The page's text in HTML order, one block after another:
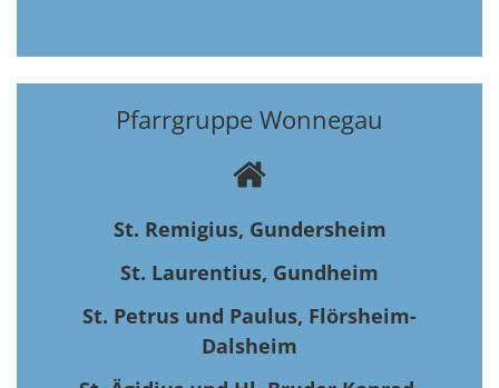
Pfarrgruppe Wonnegau
St. Remigius, Gundersheim
St. Laurentius, Gundheim
St. Petrus und Paulus, Flörsheim-
Dalsheim